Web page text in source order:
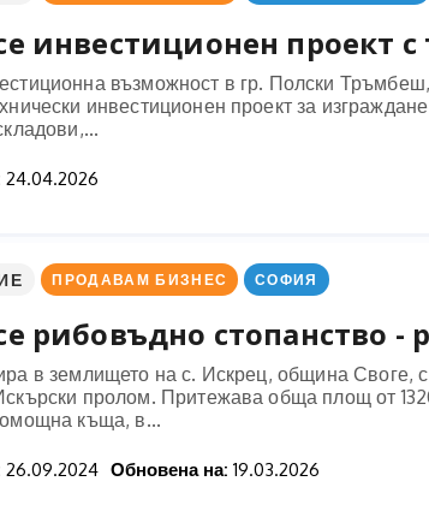
инвестиционен проект с
възможност в гр. Полски
инвестиционен проект за
24.04.2026
ПРОДАВАМ БИЗНЕС СОФИЯ
рибовъдно стопанство -
в землището на с. Искрец, община Своге,
пролом. Притежава обща площ от
къща, в...
26.09.2024 Обновена на: 19.03.2026